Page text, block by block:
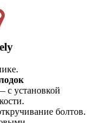
с установкой
болтов.